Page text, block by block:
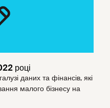
році
даних та фінансів, які
малого бізнесу на